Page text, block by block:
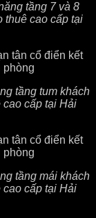
tầng 7 và 8
thuê cao cấp tại
tầng tum khách
cao cấp tại Hải
tầng mái khách
cao cấp tại Hải